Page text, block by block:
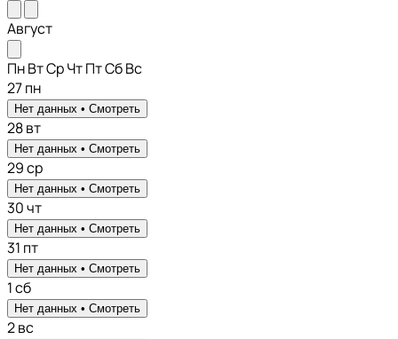
Август
ПнВтСрЧтПтСбВс
27пн
Нет данных • Смотреть
28вт
Нет данных • Смотреть
29ср
Нет данных • Смотреть
30чт
Нет данных • Смотреть
31 пт
Нет данных • Смотреть
1сб
Нет данных • Смотреть
2вс